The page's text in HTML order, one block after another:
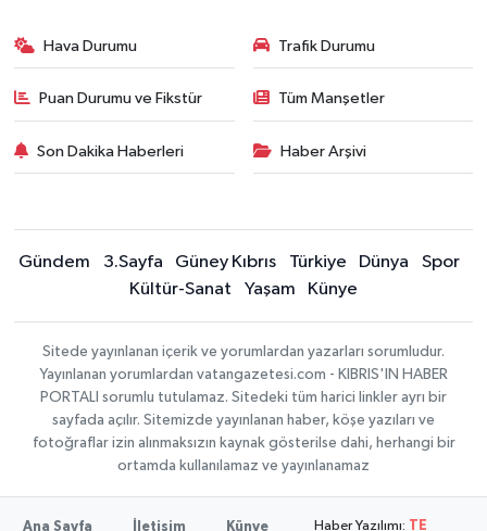
Hava Durumu Trafik Durumu
Puan Durumu ve Fikstür Tüm Manşetler
Son Dakika Haberleri Haber Arşivi
Gündem 3.Sayfa Güney Kıbrıs Türkiye Dünya
Spor
Kültür-Sanat
Yaşam Künye
Sitede yayınlanan içerik ve yorumlardan yazarları sorumludur.
Yayınlanan yorumlardan vatangazetesi.com - KIBRIS'IN HABER
PORTALI sorumlu tutulamaz. Sitedeki tüm harici linkler ayrı bir
sayfada açılır. Sitemizde yayınlanan haber, köşe yazıları ve
fotoğraflar izin alınmaksızın kaynak gösterilse dahi, herhangi bir
ortamda kullanılamaz ve yayınlanamaz
Ana Sayfa İletişim
Künye
Haber Yazılımı: TE